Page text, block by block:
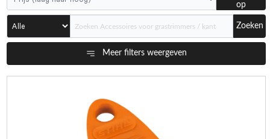
op
Zoeken
Meer filters weergeven